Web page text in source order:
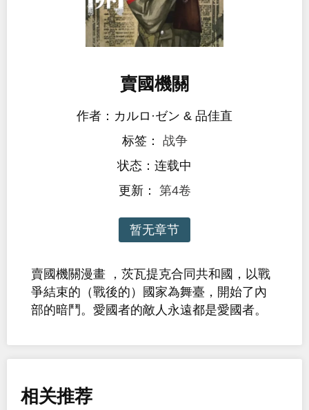
賣國機關
作者：カルロ·ゼン & 品佳直
标签： 战争
状态：连载中
更新： 第4卷
暂无章节
賣國機關漫畫 ，茨瓦提克合同共和國，以戰
爭結束的（戰後的）國家為舞臺，開始了內
部的暗鬥。愛國者的敵人永遠都是愛國者。
相关推荐